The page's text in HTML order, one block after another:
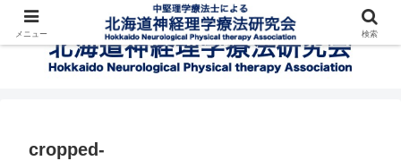
cropped-
メニュー 検索